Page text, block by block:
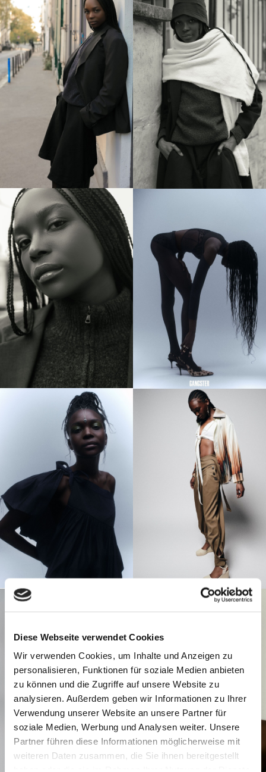
Diese Webseite verwendet Cookies
Wir verwenden Cookies, um Inhalte und Anzeigen zu
personalisieren, Funktionen für soziale Medien anbieten
zu können und die Zugriffe auf unsere Website zu
analysieren. Außerdem geben wir Informationen zu Ihrer
Verwendung unserer Website an unsere Partner für
soziale Medien, Werbung und Analysen weiter. Unsere
Partner führen diese Informationen möglicherweise mit
weiteren Daten zusammen, die Sie ihnen bereitgestellt